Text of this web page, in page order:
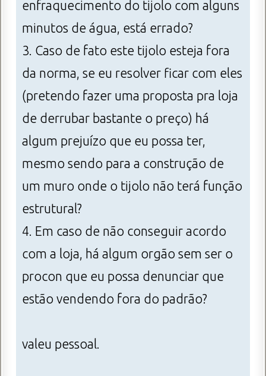
enfraquecimento do tijolo com alguns
minutos de água, está errado?
3. Caso de fato este tijolo esteja fora
da norma, se eu resolver ficar com eles
(pretendo fazer uma proposta pra loja
de derrubar bastante o preço) há
algum prejuízo que eu possa ter,
mesmo sendo para a construção de
um muro onde o tijolo não terá função
estrutural?
4. Em caso de não conseguir acordo
com a loja, há algum orgão sem ser o
procon que eu possa denunciar que
estão vendendo fora do padrão?
valeu pessoal.